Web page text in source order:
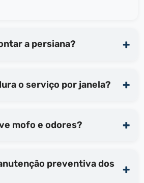
a persiana?
o serviço por janela?
mofo e odores?
preventiva dos